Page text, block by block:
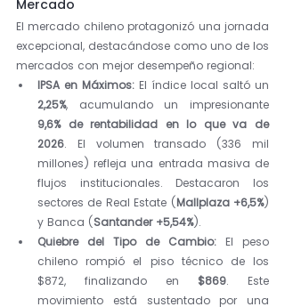
Mercado
El mercado chileno protagonizó una jornada
excepcional, destacándose como uno de los
mercados con mejor desempeño regional:
IPSA en Máximos:
2,25%
9,6% de rentabilidad en lo que va de
2026. El volumen transado (336 mil
millones) refleja una entrada masiva de
flujos institucionales. Destacaron los
sectores de Real Estate (Mallplaza +6,5%)
y Banca (Santander +5,54%).
Quiebre del Tipo de Cambio: El peso
chileno rompió el piso técnico de los
$872, finalizando en $869. Este
movimiento está sustentado por una